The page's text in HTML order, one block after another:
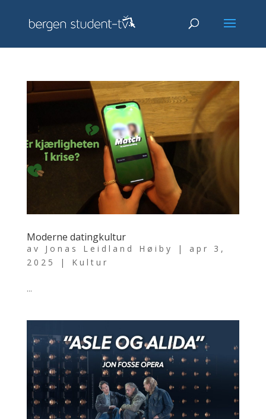
Moderne datingkultur
av Jonas Leidland Høiby | apr 3,
2025
| Kultur
...